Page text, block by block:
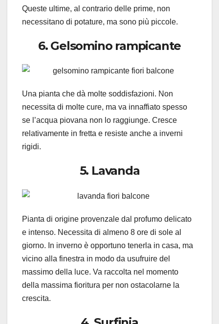
Queste ultime, al contrario delle prime, non
necessitano di potature, ma sono più piccole.
6. Gelsomino rampicante
Una pianta che dà molte soddisfazioni. Non
necessita di molte cure, ma va innaffiato spesso
se l’acqua piovana non lo raggiunge. Cresce
relativamente in fretta e resiste anche a inverni
rigidi.
5. Lavanda
Pianta di origine provenzale dal profumo delicato
e intenso. Necessita di almeno 8 ore di sole al
giorno. In inverno è opportuno tenerla in casa, ma
vicino alla finestra in modo da usufruire del
massimo della luce. Va raccolta nel momento
della massima fioritura per non ostacolarne la
crescita.